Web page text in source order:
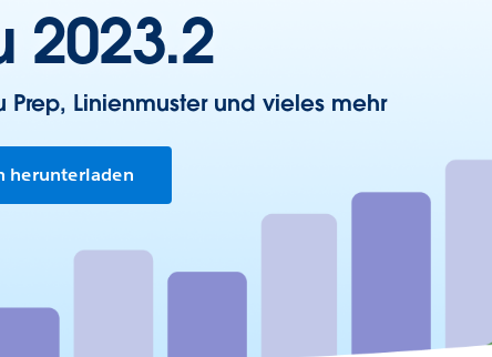
2023.2
Linienmuster und vieles mehr
herunterladen